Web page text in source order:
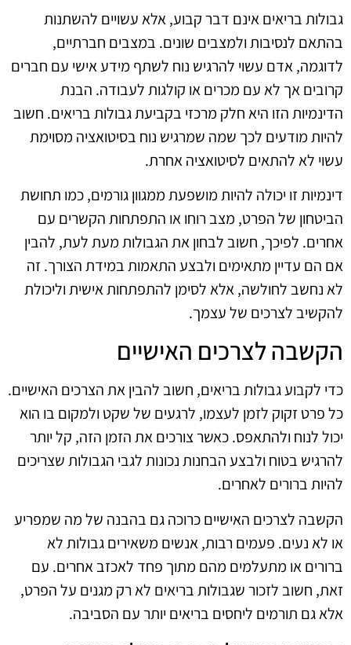
גבולות בריאים אינם דבר קבוע, אלא עשויים להשתנות
בהתאם לנסיבות ולמצבים שונים. במצבים חברתיים,
לדוגמה, אדם עשוי להרגיש נוח לשתף מידע אישי עם חברים
קרובים אך לא עם מכרים או קולגות לעבודה. הבנת
הדינמיות הזו היא חלק מרכזי בקביעת גבולות בריאים. חשוב
להיות מודעים לכך שמה שמרגיש נוח בסיטואציה מסוימת
עשוי לא להתאים לסיטואציה אחרת.
דינמיות זו יכולה להיות מושפעת ממגוון גורמים, כמו תחושת
הביטחון של הפרט, מצב רוחו או התפתחות הקשרים עם
אחרים. לפיכך, חשוב לבחון את הגבולות מעת לעת, להבין
אם הם עדיין מתאימים ולבצע התאמות במידת הצורך. זה
לא נחשב לחולשה, אלא לסימן להתפתחות אישית וליכולת
להקשיב לצרכים של עצמך.
הקשבה לצרכים האישיים
כדי לקבוע גבולות בריאים, חשוב להבין את הצרכים האישיים.
כל פרט זקוק לזמן לעצמו, לרגעים של שקט ולמקום בו הוא
יכול לנוח ולהתאפס. כאשר צורכים את הזמן הזה, קל יותר
להרגיש בטוח ולבצע הבחנות נכונות לגבי הגבולות שצריכים
להיות ברורים לאחרים.
הקשבה לצרכים האישיים כרוכה גם בהבנה של מה שמפריע
או לא נעים. פעמים רבות, אנשים משאירים גבולות לא
ברורים או מתעלמים מהם מתוך פחד לאכזב אחרים. עם
זאת, חשוב לזכור שגבולות בריאים לא רק מגנים על הפרט,
אלא גם תורמים ליחסים בריאים יותר עם הסביבה.